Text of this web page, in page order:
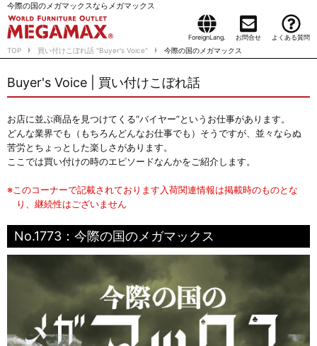
今際の国のメガマックスならメガマックス
ForeignLang. お問合せ よくある質問
TOP 買い付けこぼれ話 "Buyer's Voice" 今際の国のメガマックス
Buyer's Voice | 買い付けこぼれ話
お店に並ぶ商品を見つけてくる“バイヤー”というお仕事があります。
どんな業界でも（もちろんどんなお仕事でも）そうですが、並々ならぬ
苦労とちょっとした楽しさがあります。
ここでは買い付けの時のエピソードなんかをご紹介します。
※このコーナーで記載されております入荷関連情報は掲載時のものとな
り、継続性はございません
No.1773：今際の国のメガマックス